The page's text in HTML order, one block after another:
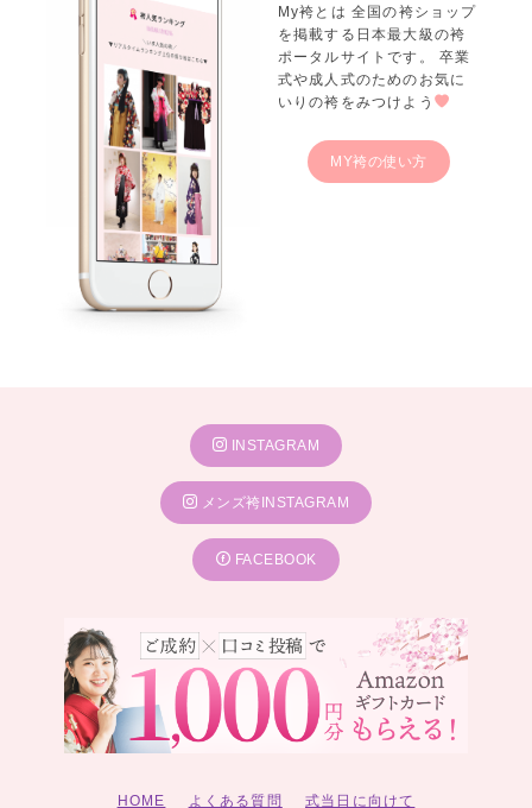
My袴とは 全国の袴ショップ
を掲載する日本最大級の袴
ポータルサイトです。 卒業
式や成人式のためのお気に
いりの袴をみつけよう
MY袴の使い方
INSTAGRAM
メンズ袴INSTAGRAM
FACEBOOK
HOME よくある質問 式当日に向けて